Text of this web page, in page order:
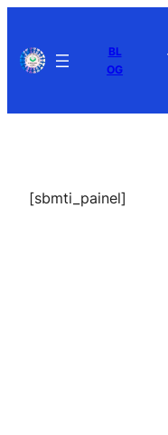
para
BL
OG
[sbmti_painel]